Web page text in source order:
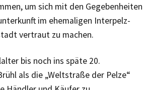
um sich mit den Gegebenheiten
im ehemaligen Interpelz-
vertraut zu machen.
bis noch ins späte 20.
als die „Weltstraße der Pelze“